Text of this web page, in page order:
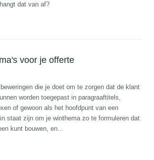
dat van af?
voor je offerte
die je doet om te zorgen dat de klant
worden toegepast in paragraaftitels,
of gewoon als het hoofdpunt van een
staat zijn om je winthema zo te formuleren dat
kunt bouwen, en...